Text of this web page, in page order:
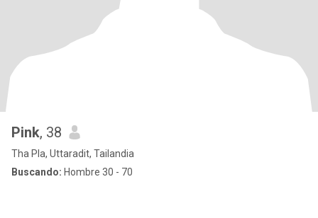
Pink, 38
Tha Pla, Uttaradit, Tailandia
Buscando: Hombre 30 - 70